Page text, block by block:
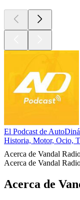
El Podcast de
Historia, Motor, Ocio,
Acerca de Vandal
Acerca de Vandal
Acerca de